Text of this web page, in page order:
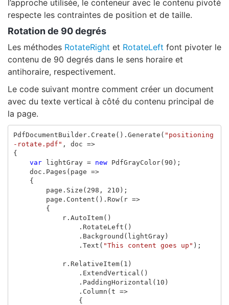
l’approche utilisée, le conteneur avec le contenu pivoté
respecte les contraintes de position et de taille.
Rotation de 90 degrés
Les méthodes RotateRight et RotateLeft font pivoter le
contenu de 90 degrés dans le sens horaire et
antihoraire, respectivement.
Le code suivant montre comment créer un document
avec du texte vertical à côté du contenu principal de
la page.
PdfDocumentBuilder. Create (). Generate ( "positioning
-rotate.pdf" , doc =>
{
var
lightGray = new PdfGrayColor( 90 );
doc . Pages ( page =>
{
page . Size ( 298 , 210 );
page . Content (). Row( r =>
{
r. AutoItem()
. RotateLeft ()
. Background ( lightGray)
. Text ( "This content goes up" );
r. RelativeItem( 1 )
. ExtendVertical ()
. PaddingHorizontal ( 10 )
. Column ( t =>
{